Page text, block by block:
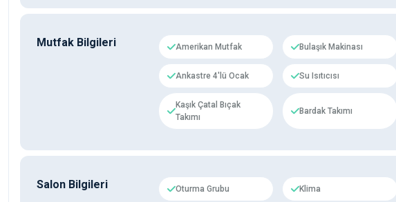
Mutfak Bilgileri Amerikan Mutfak Bulaşık Makinası
Ankastre 4'lü Ocak Su Isıtıcısı
Kaşık Çatal Bıçak
Takımı
Bardak Takımı
Salon Bilgileri Oturma Grubu Klima